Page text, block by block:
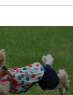
した